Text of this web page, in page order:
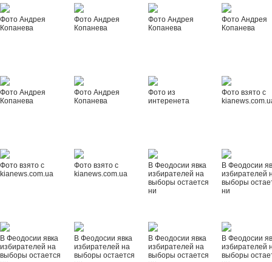
Фото Андрея
Копанева
Фото Андрея
Копанева
Фото Андрея
Копанева
Фото Андрея
Копанева
Фото Андрея
Копанева
Фото Андрея
Копанева
Фото из
интеренета
Фото взято с
Фото взято с
kianews.com.ua
Фото взято с
kianews.com.ua
В Феодосии явка
избирателей на
выборы остается
ни
В Феодосии
избирателей
выборы
ни
В Феодосии явка
избирателей на
выборы остается
В Феодосии явка
избирателей на
выборы остается
В Феодосии явка
избирателей на
выборы остается
В Феодосии
избирателей
выборы